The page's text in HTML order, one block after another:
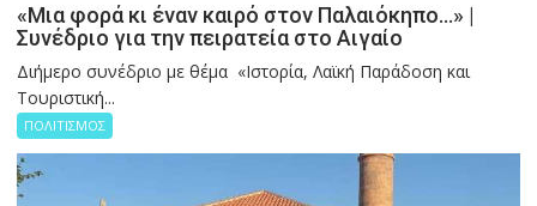
«Μια φορά κι έναν καιρό στον Παλαιόκηπο…» |
Συνέδριο για την πειρατεία στο Αιγαίο
Διήμερο συνέδριο με θέμα «Ιστορία, Λαϊκή Παράδοση και
Τουριστική...
ΠΟΛΙΤΙΣΜΟΣ